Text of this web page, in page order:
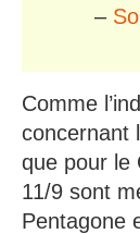
–
Comme
concernant
que pour le
11/9 sont
Pentagone